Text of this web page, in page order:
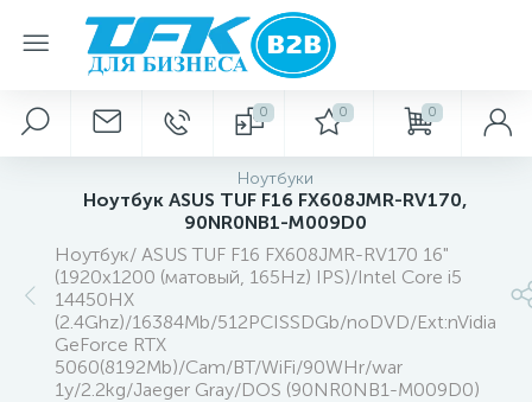
0 0 0
Ноутбуки
Ноутбук ASUS TUF F16 FX608JMR-RV170,
90NR0NB1-M009D0
Ноутбук/ ASUS TUF F16 FX608JMR-RV170 16"
(1920x1200 (матовый, 165Hz) IPS)/Intel Core i5
14450HX
(2.4Ghz)/16384Mb/512PCISSDGb/noDVD/Ext:nVidia
GeForce RTX
5060(8192Mb)/Cam/BT/WiFi/90WHr/war
1y/2.2kg/Jaeger Gray/DOS (90NR0NB1-M009D0)